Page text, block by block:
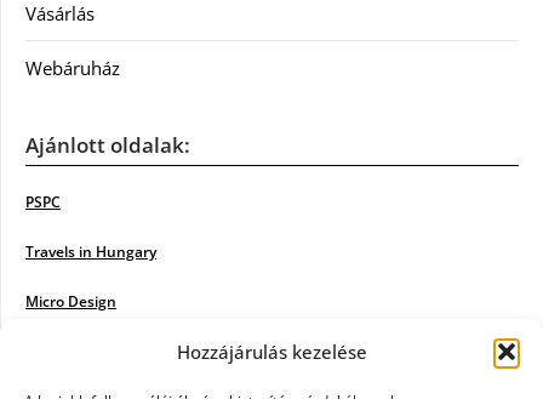
Hozzájárulás kezelése
Vásárlás
Webáruház
Ajánlott oldalak:
PSPC
Travels in Hungary
Micro Design